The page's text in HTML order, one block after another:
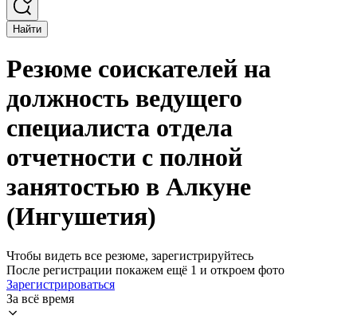
Найти
Резюме соискателей на
должность ведущего
специалиста отдела
отчетности с полной
занятостью в Алкуне
(Ингушетия)
Чтобы видеть все резюме, зарегистрируйтесь
После регистрации покажем ещё 1 и откроем фото
Зарегистрироваться
За всё время